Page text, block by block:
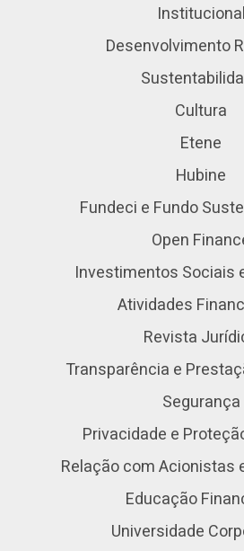
Institucional
Desenvolvimento
Cultura
Etene
Hubine
Fundeci e Fundo
Open
Investimentos Sociais
Atividades
Revista
Transparência e
Segurança
Privacidade e
Relação com Acionistas
Educação
Universidade